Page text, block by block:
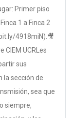
Primer piso
1 a Finca 2
4918miN).🎥
CIEM UCRLes
sus
la sección de
sea que
siempre,